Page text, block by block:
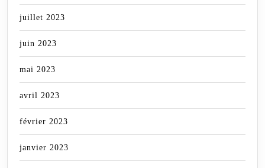
juillet 2023
juin 2023
mai 2023
avril 2023
février 2023
janvier 2023